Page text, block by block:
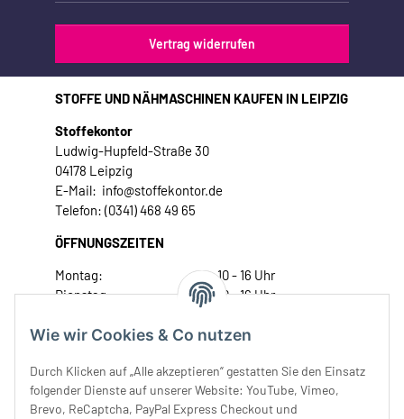
Wie wir Cookies & Co nutzen
Durch Klicken auf „Alle akzeptieren“ gestatten Sie den Einsatz
folgender Dienste auf unserer Website: YouTube, Vimeo,
Brevo, ReCaptcha, PayPal Express Checkout und
Vertrag widerrufen
STOFFE UND NÄHMASCHINEN KAUFEN IN LEIPZIG
Stoffekontor
Ludwig-Hupfeld-Straße 30
04178 Leipzig
E-Mail: info@stoffekontor.de
Telefon: (0341) 468 49 65
ÖFFNUNGSZEITEN
Montag:
10 - 16 Uhr
Dienstag:
10 - 16 Uhr
Donnerstag:
10 - 18 Uhr
Samstag:
10 - 14 Uhr
Unser Service